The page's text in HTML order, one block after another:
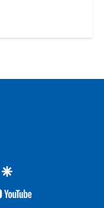
twittergoogle
youtube-